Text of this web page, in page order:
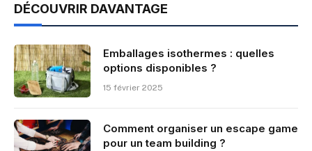
DÉCOUVRIR DAVANTAGE
Emballages isothermes : quelles
options disponibles ?
15 février 2025
Comment organiser un escape game
pour un team building ?